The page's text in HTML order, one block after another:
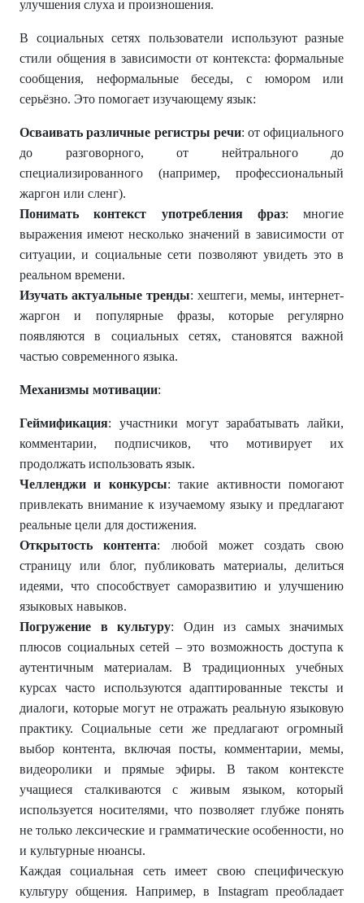
улучшения слуха и произношения.
В социальных сетях пользователи используют разные
стили общения в зависимости от контекста: формальные
сообщения, неформальные беседы, с юмором или
серьёзно. Это помогает изучающему язык:
Осваивать различные регистры речи: от официального
до разговорного, от нейтрального до
специализированного (например, профессиональный
жаргон или сленг).
Понимать контекст употребления фраз: многие
выражения имеют несколько значений в зависимости от
ситуации, и социальные сети позволяют увидеть это в
реальном времени.
Изучать актуальные тренды: хештеги, мемы, интернет-
жаргон и популярные фразы, которые регулярно
появляются в социальных сетях, становятся важной
частью современного языка.
Механизмы мотивации:
Геймификация: участники могут зарабатывать лайки,
комментарии, подписчиков, что мотивирует их
продолжать использовать язык.
Челленджи и конкурсы: такие активности помогают
привлекать внимание к изучаемому языку и предлагают
реальные цели для достижения.
Открытость контента: любой может создать свою
страницу или блог, публиковать материалы, делиться
идеями, что способствует саморазвитию и улучшению
языковых навыков.
Погружение в культуру: Один из самых значимых
плюсов социальных сетей – это возможность доступа к
аутентичным материалам. В традиционных учебных
курсах часто используются адаптированные тексты и
диалоги, которые могут не отражать реальную языковую
практику. Социальные сети же предлагают огромный
выбор контента, включая посты, комментарии, мемы,
видеоролики и прямые эфиры. В таком контексте
учащиеся сталкиваются с живым языком, который
используется носителями, что позволяет глубже понять
не только лексические и грамматические особенности, но
и культурные нюансы.
Каждая социальная сеть имеет свою специфическую
культуру общения. Например, в Instagram преобладает